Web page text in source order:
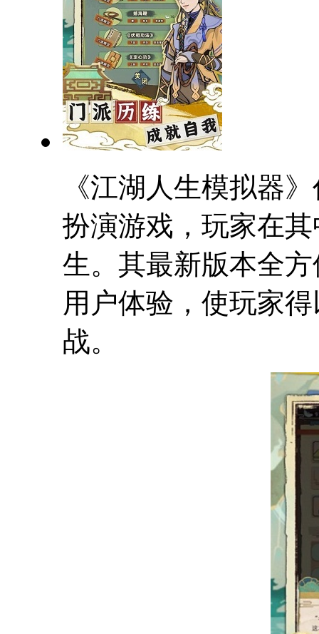
《江湖人生模拟器
扮演游戏，玩家在
生。其最新版本全
用户体验，使玩家
战。